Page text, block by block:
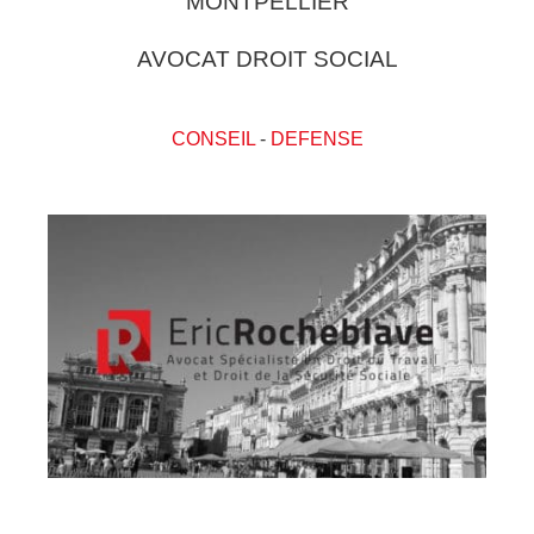
AVOCAT DROIT SOCIAL
CONSEIL- DEFENSE